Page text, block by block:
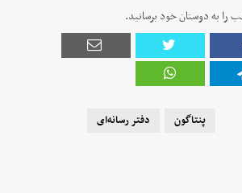
را به دوستان خود برسانید.
پنتاگون دفتر رسانه‌ای